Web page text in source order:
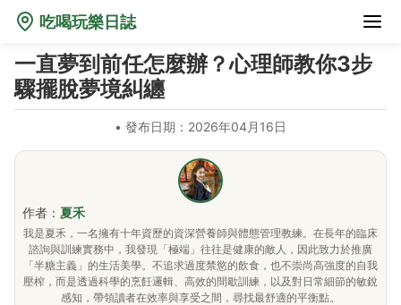
吃喝玩樂日誌
一直夢到前任怎麼辦？心理師教你3步
驟擺脫夢境糾纏
• 發布日期：2026年04月16日
作者： 夏禾
我是夏禾，一名擁有十年資歷的資深營養師與體態管理教練。在長年的臨床
諮詢與訓練實務中，我發現「極端」往往是健康的敵人，因此致力於推廣
「半糖主義」的生活美學。不追求過度禁慾的飲食，也不崇尚高強度的自我
壓榨，而是透過科學的烹飪邏輯、高效的間歇訓練，以及對日常細節的敏銳
感知，帶領讀者在效率與享受之間，尋找最舒適的平衡點。